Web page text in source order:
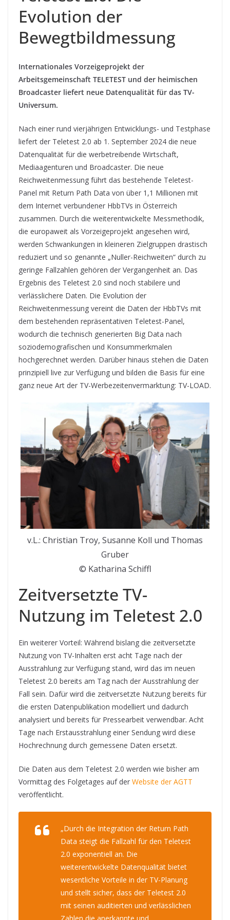
Evolution der
Bewegtbildmessung
Internationales Vorzeigeprojekt der
Arbeitsgemeinschaft TELETEST und der heimischen
Broadcaster liefert neue Datenqualität für das TV-
Universum.
Nach einer rund vierjährigen Entwicklungs- und Testphase
liefert der Teletest 2.0 ab 1. September 2024 die neue
Datenqualität für die werbetreibende Wirtschaft,
Mediaagenturen und Broadcaster. Die neue
Reichweitenmessung führt das bestehende Teletest-
Panel mit Return Path Data von über 1,1 Millionen mit
dem Internet verbundener HbbTVs in Österreich
zusammen. Durch die weiterentwickelte Messmethodik,
die europaweit als Vorzeigeprojekt angesehen wird,
werden Schwankungen in kleineren Zielgruppen drastisch
reduziert und so genannte „Nuller-Reichweiten“ durch zu
geringe Fallzahlen gehören der Vergangenheit an. Das
Ergebnis des Teletest 2.0 sind noch stabilere und
verlässlichere Daten. Die Evolution der
Reichweitenmessung vereint die Daten der HbbTVs mit
dem bestehenden repräsentativen Teletest-Panel,
wodurch die technisch generierten Big Data nach
soziodemografischen und Konsummerkmalen
hochgerechnet werden. Darüber hinaus stehen die Daten
prinzipiell live zur Verfügung und bilden die Basis für eine
ganz neue Art der TV-Werbezeitenvermarktung: TV-LOAD.
v.L.: Christian Troy, Susanne Koll und Thomas
Gruber
© Katharina Schiffl
Zeitversetzte TV-
Nutzung im Teletest 2.0
Ein weiterer Vorteil: Während bislang die zeitversetzte
Nutzung von TV-Inhalten erst acht Tage nach der
Ausstrahlung zur Verfügung stand, wird das im neuen
Teletest 2.0 bereits am Tag nach der Ausstrahlung der
Fall sein. Dafür wird die zeitversetzte Nutzung bereits für
die ersten Datenpublikation modelliert und dadurch
analysiert und bereits für Pressearbeit verwendbar. Acht
Tage nach Erstausstrahlung einer Sendung wird diese
Hochrechnung durch gemessene Daten ersetzt.
Die Daten aus dem Teletest 2.0 werden wie bisher am
Vormittag des Folgetages auf der Website der AGTT
veröffentlicht.
„Durch die Integration der Return Path
Data steigt die Fallzahl für den Teletest
2.0 exponentiell an. Die
weiterentwickelte Datenqualität bietet
wesentliche Vorteile in der TV-Planung
und stellt sicher, dass der Teletest 2.0
mit seinen auditierten und verlässlichen